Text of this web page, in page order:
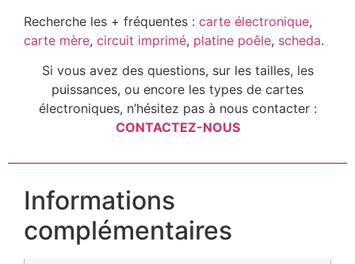
Recherche les + fréquentes : carte électronique,
carte mère, circuit imprimé, platine poêle, scheda.
Si vous avez des questions, sur les tailles, les
puissances, ou encore les types de cartes
électroniques, n’hésitez pas à nous contacter :
CONTACTEZ-NOUS
Informations
complémentaires